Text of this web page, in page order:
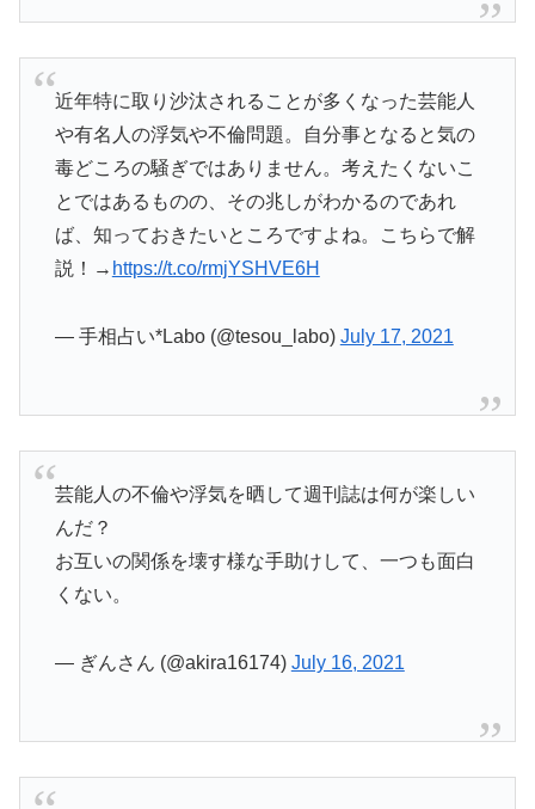
近年特に取り沙汰されることが多くなった芸能人
や有名人の浮気や不倫問題。自分事となると気の
毒どころの騒ぎではありません。考えたくないこ
とではあるものの、その兆しがわかるのであれ
ば、知っておきたいところですよね。こちらで解
説！→ https://t.co/rmjYSHVE6H
— 手相占い*Labo (@tesou_labo) July 17, 2021
芸能人の不倫や浮気を晒して週刊誌は何が楽しい
んだ？
お互いの関係を壊す様な手助けして、一つも面白
くない。
— ぎんさん (@akira16174) July 16, 2021